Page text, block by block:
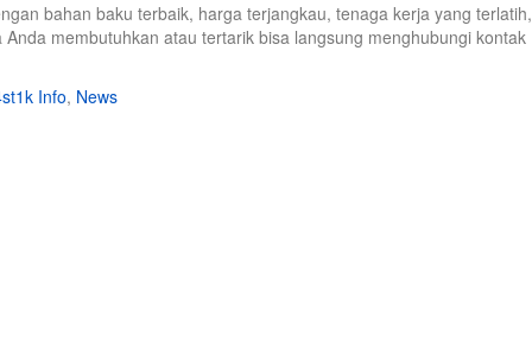
bahan baku terbaik, harga terjangkau, tenaga kerja yang terlatih,
membutuhkan atau tertarik bisa langsung menghubungi kontak
Info, News